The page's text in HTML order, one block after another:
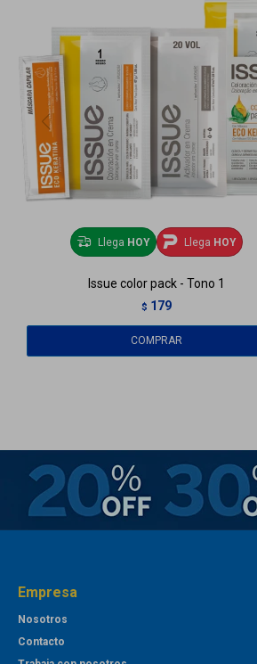
Llega HOY Llega HOY
Issue color pack - Tono 1
$ 179
Empresa
Nosotros
Contacto